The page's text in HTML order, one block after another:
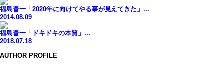
福島晋一「2020年に向けてやる事が見えてきた」...
2014.08.09
福島晋一「ドキドキの本質」...
2018.07.18
AUTHOR PROFILE